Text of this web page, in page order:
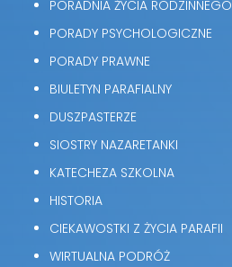
PORADNIA ŻYCIA RODZINNEGO
PORADY PSYCHOLOGICZNE
PORADY PRAWNE
BIULETYN PARAFIALNY
DUSZPASTERZE
SIOSTRY NAZARETANKI
KATECHEZA SZKOLNA
HISTORIA
CIEKAWOSTKI Z ŻYCIA PARAFII
WIRTUALNA PODRÓŻ